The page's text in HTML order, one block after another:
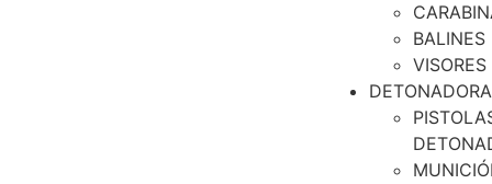
BALINES
VISORES